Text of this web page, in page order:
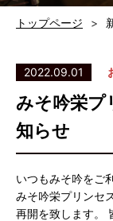
トップページ
2022.09.01
みそ吟栄プ
知らせ
いつもみそ吟をご
みそ吟栄プリンセ
再開を致します。